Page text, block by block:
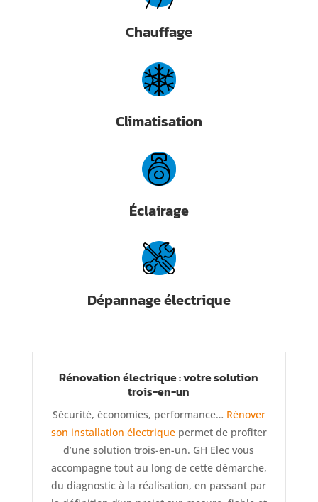
Chauffage
Climatisation
Éclairage
Dépannage électrique
Rénovation électrique : votre solution
trois-en-un
Sécurité, économies, performance… Rénover
son installation électriquepermet de profiter
d’une solution trois-en-un. GH Elec vous
accompagne tout au long de cette démarche,
du diagnostic à la réalisation, en passant par